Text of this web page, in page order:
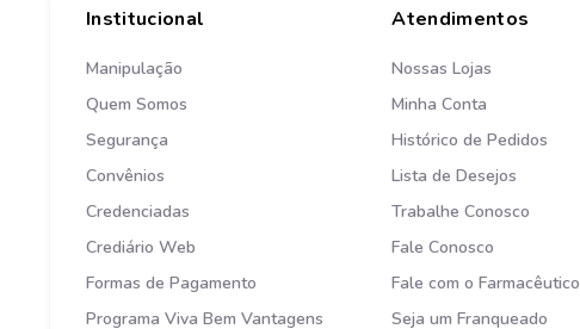
Institucional
Manipulação
Quem Somos
Segurança
Convênios
Credenciadas
Crediário Web
Formas de Pagamento
Programa Viva Bem Vantagens
Atendimentos
Nossas Lojas
Minha Conta
Histórico de Pedidos
Lista de Desejos
Trabalhe Conosco
Fale Conosco
Fale com o Farmacêutico
Seja um Franqueado